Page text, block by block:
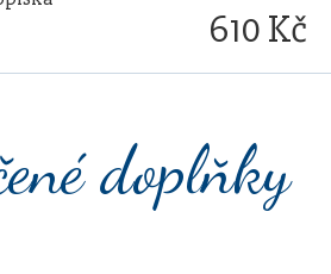
610 Kč
doplňky